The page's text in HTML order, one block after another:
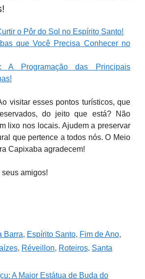
o Pôr do Sol no Espírito Santo!
que Você Precisa Conhecer no
A Programação das Principais
visitar esses pontos turísticos, que
do jeito que está? Não
lixo nos locais. Ajudem a preservar
que pertence a todos nós. O Meio
Capixaba agradecem!
amigos!
Barra, Espírito Santo, Fim de Ano,
, Réveillon, Roteiros, Santa
A Maior Estátua de Buda do